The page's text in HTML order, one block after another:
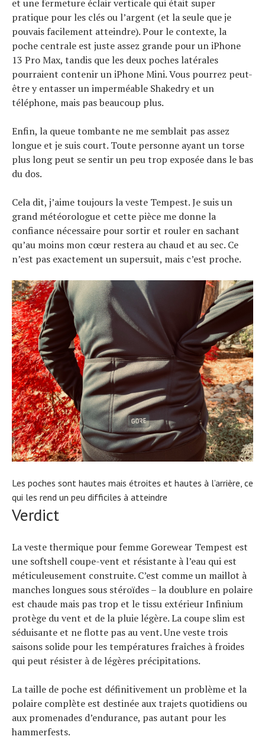
et une fermeture éclair verticale qui était super
pratique pour les clés ou l’argent (et la seule que je
pouvais facilement atteindre). Pour le contexte, la
poche centrale est juste assez grande pour un iPhone
13 Pro Max, tandis que les deux poches latérales
pourraient contenir un iPhone Mini. Vous pourrez peut-
être y entasser un imperméable Shakedry et un
téléphone, mais pas beaucoup plus.
Enfin, la queue tombante ne me semblait pas assez
longue et je suis court. Toute personne ayant un torse
plus long peut se sentir un peu trop exposée dans le bas
du dos.
Cela dit, j’aime toujours la veste Tempest. Je suis un
grand météorologue et cette pièce me donne la
confiance nécessaire pour sortir et rouler en sachant
qu’au moins mon cœur restera au chaud et au sec. Ce
n’est pas exactement un supersuit, mais c’est proche.
Les poches sont hautes mais étroites et hautes à l’arrière, ce
qui les rend un peu difficiles à atteindre
Verdict
La veste thermique pour femme Gorewear Tempest est
une softshell coupe-vent et résistante à l’eau qui est
méticuleusement construite. C’est comme un maillot à
manches longues sous stéroïdes – la doublure en polaire
est chaude mais pas trop et le tissu extérieur Infinium
protège du vent et de la pluie légère. La coupe slim est
séduisante et ne flotte pas au vent. Une veste trois
saisons solide pour les températures fraîches à froides
qui peut résister à de légères précipitations.
La taille de poche est définitivement un problème et la
polaire complète est destinée aux trajets quotidiens ou
aux promenades d’endurance, pas autant pour les
hammerfests.